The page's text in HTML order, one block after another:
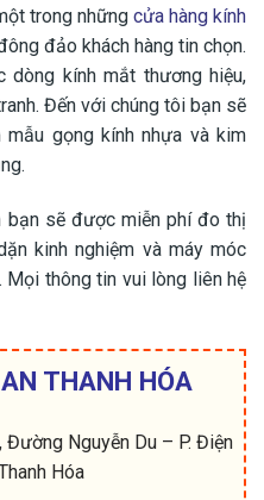
trong những cửa hàng kính
đảo khách hàng tin chọn.
kính mắt thương hiệu,
Đến với chúng tôi bạn sẽ
gọng kính nhựa và kim
sẽ được miễn phí đo thị
kinh nghiệm và máy móc
Mọi thông tin vui lòng liên hệ
THANH HÓA
Nguyễn Du – P. Điện
Hóa